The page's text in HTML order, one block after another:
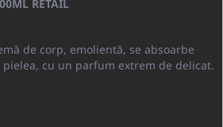
RETAIL
de corp, emolientă, se absoarbe
cu un parfum extrem de delicat.